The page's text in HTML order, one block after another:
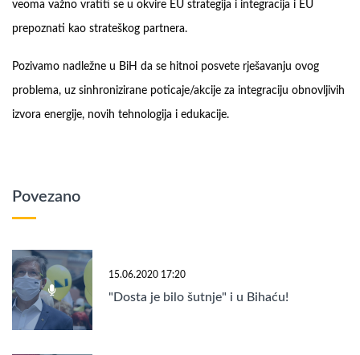
veoma važno vratiti se u okvire EU strategija i integracija i EU
prepoznati kao strateškog partnera.
Pozivamo nadležne u BiH da se hitnoi posvete rješavanju ovog
problema, uz sinhronizirane poticaje/akcije za integraciju obnovljivih
izvora energije, novih tehnologija i edukacije.
Povezano
15.06.2020 17:20
"Dosta je bilo šutnje" i u Bihaću!